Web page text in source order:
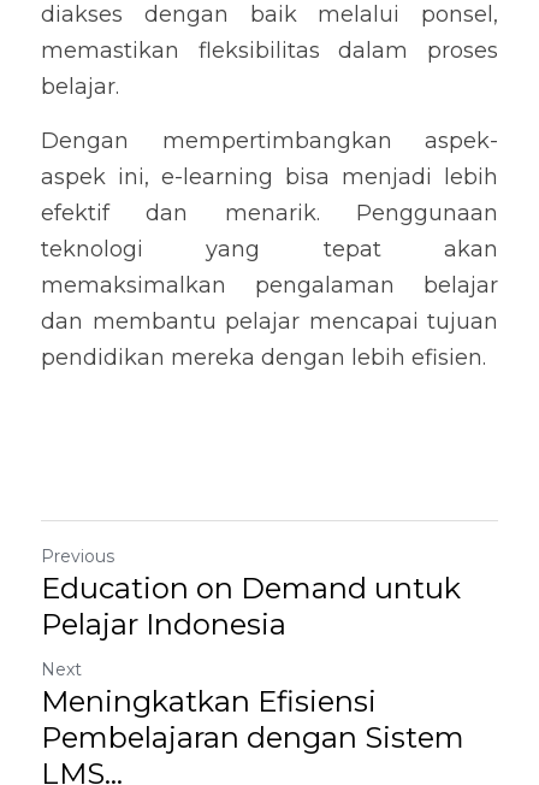
diakses dengan baik melalui ponsel,
memastikan fleksibilitas dalam proses
belajar.
Dengan mempertimbangkan aspek-
aspek ini, e-learning bisa menjadi lebih
efektif dan menarik. Penggunaan
teknologi yang tepat akan
memaksimalkan pengalaman belajar
dan membantu pelajar mencapai tujuan
pendidikan mereka dengan lebih efisien.
Previous
Education on Demand untuk
Pelajar Indonesia
Next
Meningkatkan Efisiensi
Pembelajaran dengan Sistem
LMS...